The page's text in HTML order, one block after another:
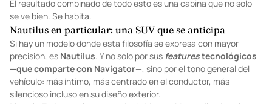
El resultado combinado de todo esto es una cabina que no solo
se ve bien. Se habita.
Nautilus en particular: una SUV que se anticipa
Si hay un modelo donde esta filosofía se expresa con mayor
precisión, es Nautilus. Y no solo por sus featurestecnológicos
—que comparte con Navigator—, sino por el tono general del
vehículo: más íntimo, más centrado en el conductor, más
silencioso incluso en su diseño exterior.